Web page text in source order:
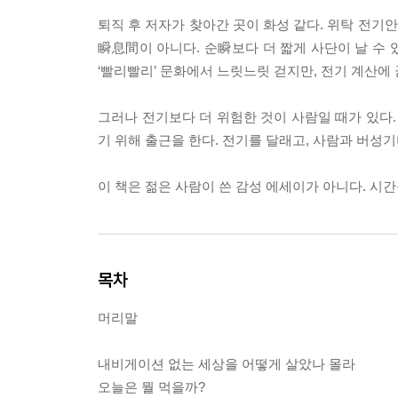
퇴직 후 저자가 찾아간 곳이 화성 같다. 위탁 전기
瞬息間이 아니다. 순瞬보다 더 짧게 사단이 날 수
‘빨리빨리’ 문화에서 느릿느릿 걷지만, 전기 계산
그러나 전기보다 더 위험한 것이 사람일 때가 있
기 위해 출근을 한다. 전기를 달래고, 사람과 버성
이 책은 젊은 사람이 쓴 감성 에세이가 아니다. 시
목차
머리말
내비게이션 없는 세상을 어떻게 살았나 몰라
오늘은 뭘 먹을까?